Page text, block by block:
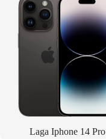
Laga Iphone 14 Pro